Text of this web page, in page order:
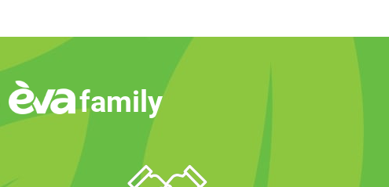
family